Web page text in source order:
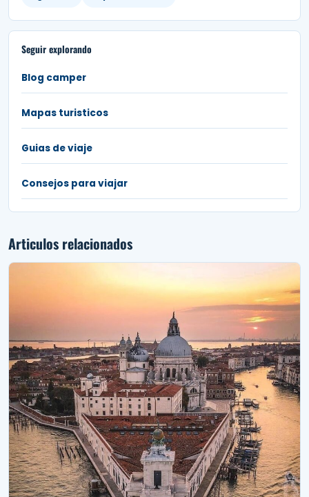
Seguir explorando
Blog camper
Mapas turisticos
Guias de viaje
Consejos para viajar
Articulos relacionados